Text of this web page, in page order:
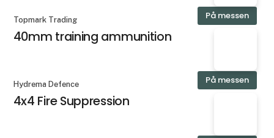
På messen
Topmark Trading
40mm training ammunition
På messen
Hydrema Defence
4x4 Fire Suppression